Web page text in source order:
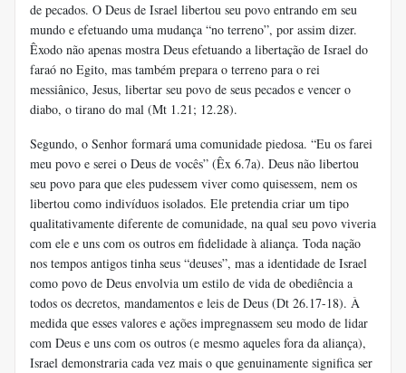
de pecados. O Deus de Israel libertou seu povo entrando em seu
mundo e efetuando uma mudança “no terreno”, por assim dizer.
Êxodo não apenas mostra Deus efetuando a libertação de Israel do
faraó no Egito, mas também prepara o terreno para o rei
messiânico, Jesus, libertar seu povo de seus pecados e vencer o
diabo, o tirano do mal (Mt 1.21; 12.28).
Segundo, o Senhor formará uma comunidade piedosa. “Eu os farei
meu povo e serei o Deus de vocês” (Êx 6.7a). Deus não libertou
seu povo para que eles pudessem viver como quisessem, nem os
libertou como indivíduos isolados. Ele pretendia criar um tipo
qualitativamente diferente de comunidade, na qual seu povo viveria
com ele e uns com os outros em fidelidade à aliança. Toda nação
nos tempos antigos tinha seus “deuses”, mas a identidade de Israel
como povo de Deus envolvia um estilo de vida de obediência a
todos os decretos, mandamentos e leis de Deus (Dt 26.17-18). À
medida que esses valores e ações impregnassem seu modo de lidar
com Deus e uns com os outros (e mesmo aqueles fora da aliança),
Israel demonstraria cada vez mais o que genuinamente significa ser